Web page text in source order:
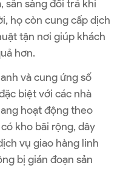
sẵn sàng đổi trả khi
họ còn cung cấp dịch
tận nơi giúp khách
hơn.
và cung ứng số
biệt với các nhà
hoạt động theo
kho bãi rộng, dây
vụ giao hàng linh
bị gián đoạn sản